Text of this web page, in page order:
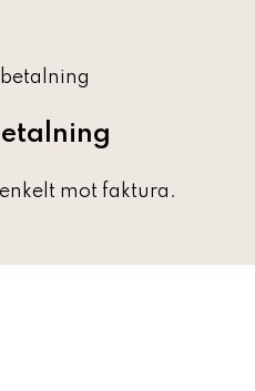
mot faktura.